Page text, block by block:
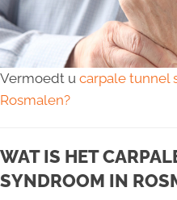
Vermoedt u carpale tunnel
Rosmalen?
WAT IS HET
SYNDROOM IN